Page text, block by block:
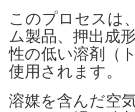
このプロセスは
ム製品、押出成
性の低い溶剤（
使用されます。
溶媒を含んだ空